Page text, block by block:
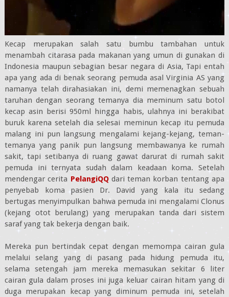
Kecap merupakan salah satu bumbu tambahan untuk
menambah citarasa pada makanan yang umun di gunakan di
Indonesia maupun sebagian besar negara di Asia, Tapi entah
apa yang ada di benak seorang pemuda asal Virginia AS yang
namanya telah dirahasiakan ini, demi memenagkan sebuah
taruhan dengan seorang temanya dia meminum satu botol
kecap asin berisi 950ml hingga habis, ulahnya ini berakibat
buruk karena setelah dia selesai meminun kecap itu pemuda
malang ini pun langsung mengalami kejang-kejang, teman-
temanya yang panik pun langsung membawanya ke rumah
sakit, tapi setibanya di ruang gawat darurat di rumah sakit
pemuda ini ternyata sudah dalam keadaan koma. Setelah
mendengar cerita PelangiQQdari teman korban tentang apa
penyebab koma pasien Dr. David yang kala itu sedang
bertugas menyimpulkan bahwa pemuda ini mengalami Clonus
(kejang otot berulang) yang merupakan tanda dari sistem
saraf yang tak bekerja dengan baik.
Mereka pun bertindak cepat dengan memompa cairan gula
melalui selang yang di pasang pada hidung pemuda itu,
selama setengah jam mereka memasukan sekitar 6 liter
cairan gula dalam proses ini juga keluar cairan hitam yang di
duga merupakan kecap yang diminum pemuda ini, setelah